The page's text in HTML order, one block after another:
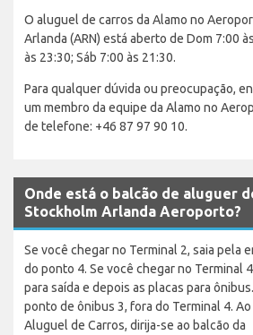
O aluguel de carros da Alamo no
Arlanda (ARN) está aberto de Dom 7:00
às 23:30; Sáb 7:00 às 21:30.
Para qualquer dúvida ou preocupação,
um membro da equipe da Alamo no
de telefone: +46 87 97 90 10.
Onde está o balcão de aluguer
Stockholm Arlanda Aeroporto?
Se você chegar no Terminal 2, saia pela
do ponto 4. Se você chegar no Terminal
para saída e depois as placas para
ponto de ônibus 3, fora do Terminal 4.
Aluguel de Carros, dirija-se ao balcão da